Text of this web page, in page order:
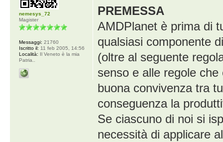
PREMESSA
AMDPlanet è prima di
qualsiasi componente
(oltre al seguente
senso e alle regole
buona convivenza tra
conseguenza la
Se ciascuno di noi si
necessità di applicare
nemesys_72
Magister
Messaggi: 21760
Iscritto il: 11 feb 2005, 14:56
Località: Il Veneto è la mia
Patria..